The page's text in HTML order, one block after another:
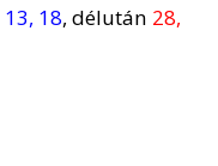
13, 18, délután 28,